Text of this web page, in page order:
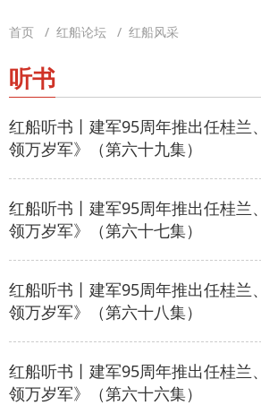
首页 / 红船论坛 / 红船风采
听书
红船听书丨建军95周年推出任桂兰
领万岁军》（第六十九集）
红船听书丨建军95周年推出任桂兰
领万岁军》（第六十七集）
红船听书丨建军95周年推出任桂兰
领万岁军》（第六十八集）
红船听书丨建军95周年推出任桂兰
领万岁军》（第六十六集）